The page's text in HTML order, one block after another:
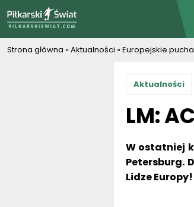
Strona główna »Aktualności »Europejskie
Aktualności
LM:
W ostatniej
Petersburg.
Lidze Europy!